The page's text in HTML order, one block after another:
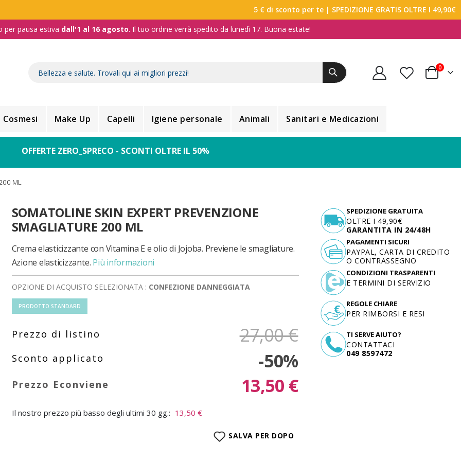
5 € di sconto per te | SPEDIZIONE GRATIS OLTRE I 49,90€
per pausa estiva dall'1 al 16 agosto. Il tuo ordine verrà spedito da lunedì 17. Buona estate!
Carrello
0
Cosmesi Make Up Capelli Igiene personale Animali Sanitari e Medicazioni
OFFERTE ZERO_SPRECO - SCONTI OLTRE IL 50%
ML
SOMATOLINE SKIN EXPERT PREVENZIONE
SMAGLIATURE 200 ML
Crema elasticizzante con Vitamina E e olio di Jojoba. Previene le smagliature.
Azione elasticizzante. Più informazioni
OPZIONE DI ACQUISTO SELEZIONATA : CONFEZIONE DANNEGGIATA
PRODOTTO STANDARD
27,00 €
-50%
13,50 €
Il nostro prezzo più basso degli ultimi 30 gg.: 13,50 €
SALVA PER DOPO
SPEDIZIONE GRATUITA
OLTRE I 49,90€
GARANTITA IN 24/48H
TI SERVE AIUTO?
CONTATTACI
049 8597472
PAGAMENTI SICURI
PAYPAL, CARTA DI CREDITO
O CONTRASSEGNO
CONDIZIONI TRASPARENTI
E TERMINI DI SERVIZIO
REGOLE CHIARE
PER RIMBORSI E RESI